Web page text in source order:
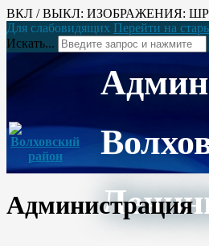
ВКЛ / ВЫКЛ: ИЗОБРАЖЕНИЯ:
Для слабовидящих Перейти на
Искать...
Администрация